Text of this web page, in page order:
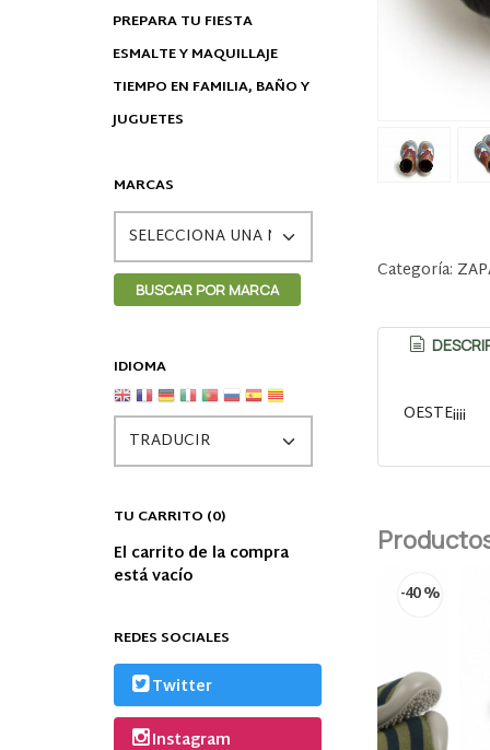
PREPARA TU FIESTA
ESMALTE Y MAQUILLAJE
TIEMPO EN FAMILIA, BAÑO Y
JUGUETES
MARCAS
IDIOMA
TU CARRITO (0)
El carrito de la compra
está vacío
REDES SOCIALES
Twitter
Instagram
Categoría:
OESTE¡¡¡¡
-40 %